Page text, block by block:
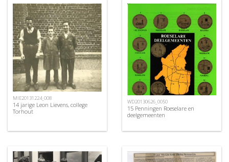
MIE20131224_008
14 jarige Leon Lievens, college
Torhout
WD20130626_0050
15 Penningen Roeselare en
deelgemeenten